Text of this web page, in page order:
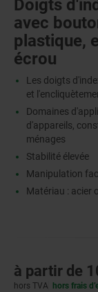
Doigts
avec
plastique,
écrou
Les doigts
et
Domaines
d'appareils,
ménages
Stabilité élevée
Manipulation
Matériau : acier
à partir de
hors TVA hors frais